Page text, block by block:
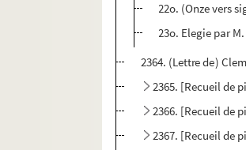
22o. (Onze vers
23o. Elegie par
2364. (Lettre de)
2365. [Recueil de
2366. [Recueil de
2367. [Recueil de